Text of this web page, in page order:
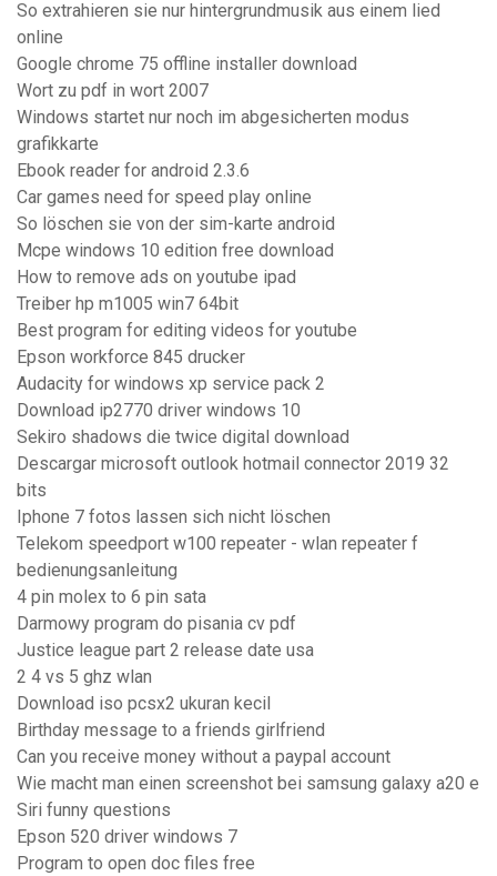
So extrahieren sie nur hintergrundmusik aus einem lied
online
Google chrome 75 offline installer download
Wort zu pdf in wort 2007
Windows startet nur noch im abgesicherten modus
grafikkarte
Ebook reader for android 2.3.6
Car games need for speed play online
So löschen sie von der sim-karte android
Mcpe windows 10 edition free download
How to remove ads on youtube ipad
Treiber hp m1005 win7 64bit
Best program for editing videos for youtube
Epson workforce 845 drucker
Audacity for windows xp service pack 2
Download ip2770 driver windows 10
Sekiro shadows die twice digital download
Descargar microsoft outlook hotmail connector 2019 32
bits
Iphone 7 fotos lassen sich nicht löschen
Telekom speedport w100 repeater - wlan repeater f
bedienungsanleitung
4 pin molex to 6 pin sata
Darmowy program do pisania cv pdf
Justice league part 2 release date usa
2 4 vs 5 ghz wlan
Download iso pcsx2 ukuran kecil
Birthday message to a friends girlfriend
Can you receive money without a paypal account
Wie macht man einen screenshot bei samsung galaxy a20 e
Siri funny questions
Epson 520 driver windows 7
Program to open doc files free